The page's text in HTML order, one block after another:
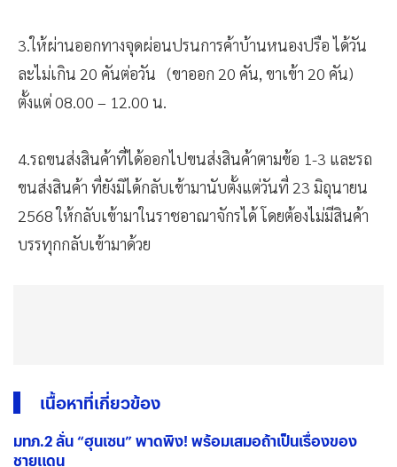
3.ให้ผ่านออกทางจุดผ่อนปรนการค้าบ้านหนองปรือ ได้วัน
ละไม่เกิน 20 คันต่อวัน (ขาออก 20 คัน, ขาเข้า 20 คัน)
ตั้งแต่ 08.00 – 12.00 น.
4.รถขนส่งสินค้าที่ได้ออกไปขนส่งสินค้าตามข้อ 1-3 และรถ
ขนส่งสินค้า ที่ยังมิได้กลับเข้ามานับตั้งแต่วันที่ 23 มิถุนายน
2568 ให้กลับเข้ามาในราชอาณาจักรได้ โดยต้องไม่มีสินค้า
บรรทุกกลับเข้ามาด้วย
เนื้อหาที่เกี่ยวข้อง
มทภ.2 ลั่น “ฮุนเซน” พาดพิง! พร้อมเสมอถ้าเป็นเรื่องของ
ชายแดน